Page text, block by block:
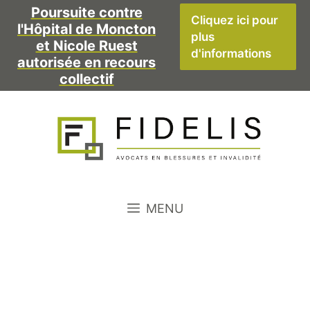
contenu
Poursuite contre
l'Hôpital de Moncton
et Nicole Ruest
autorisée en recours
collectif
Cliquez ici pour
plus
d'informations
MENU